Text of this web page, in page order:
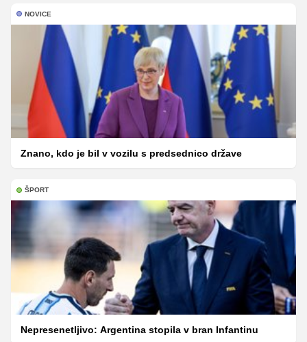
NOVICE
Znano, kdo je bil v vozilu s predsednico države
ŠPORT
Nepresenetljivo: Argentina stopila v bran Infantinu